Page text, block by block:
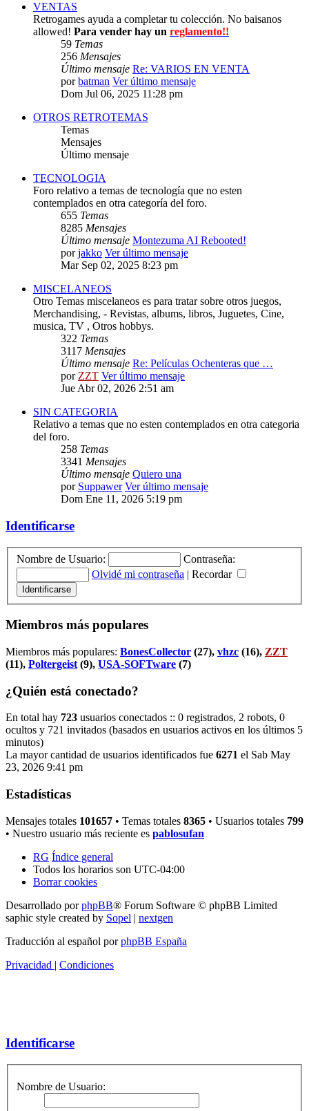
VENTAS
Retrogames ayuda a completar tu colección. No baisanos
allowed! Para vender hay un reglamento!!
59 Temas
256 Mensajes
Último mensaje Re: VARIOS EN VENTA
porbatman Ver último mensaje
Dom Jul 06, 2025 11:28 pm
OTROS RETROTEMAS
Temas
Mensajes
Último mensaje
TECNOLOGIA
Foro relativo a temas de tecnología que no esten
contemplados en otra categoría del foro.
655 Temas
8285 Mensajes
Último mensaje Montezuma AI Rebooted!
porjakko Ver último mensaje
Mar Sep 02, 2025 8:23 pm
MISCELANEOS
Otro Temas miscelaneos es para tratar sobre otros juegos,
Merchandising, - Revistas, albums, libros, Juguetes, Cine,
musica, TV , Otros hobbys.
322 Temas
3117 Mensajes
Último mensaje Re: Películas Ochenteras que …
porZZT Ver último mensaje
Jue Abr 02, 2026 2:51 am
SIN CATEGORIA
Relativo a temas que no esten contemplados en otra categoria
del foro.
258 Temas
3341 Mensajes
Último mensaje Quiero una
por Suppawer Ver último mensaje
Dom Ene 11, 2026 5:19 pm
Identificarse
Nombre de Usuario:
Contraseña:
Olvidé mi contraseña | Recordar
Miembros más populares
Miembros más populares: BonesCollector (27), vhzc (16), ZZT
(11), Poltergeist (9), USA-SOFTware (7)
¿Quién está conectado?
En total hay 723 usuarios conectados :: 0 registrados, 2 robots, 0
ocultos y 721 invitados (basados en usuarios activos en los últimos 5
minutos)
La mayor cantidad de usuarios identificados fue 6271 el Sab May
23, 2026 9:41 pm
Estadísticas
Mensajes totales 101657 • Temas totales 8365 • Usuarios totales 799
• Nuestro usuario más reciente es pablosufan
RG Índice general
Todos los horarios son UTC-04:00
Borrar cookies
Desarrollado porphpBB® Forum Software © phpBB Limited
saphic style created by Sopel | nextgen
Traducción al español porphpBB España
Privacidad | Condiciones
Identificarse
Nombre de Usuario: